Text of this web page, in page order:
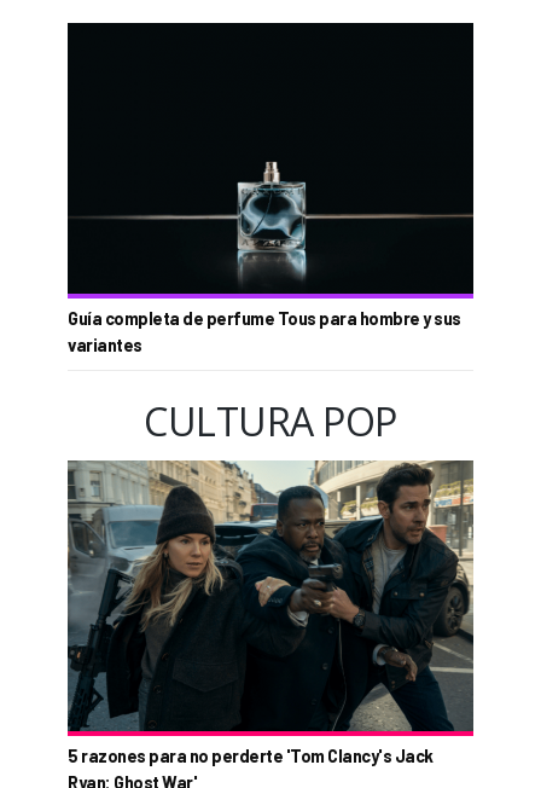
Guía completa de perfume Tous para hombre y sus
variantes
CULTURA POP
5 razones para no perderte 'Tom Clancy's Jack
Ryan: Ghost War'